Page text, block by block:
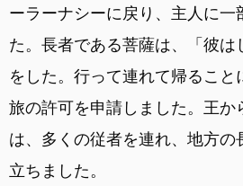
ーラーナシーに戻り、主人に一
た。長者である菩薩は、「彼は
をした。行って連れて帰ること
旅の許可を申請しました。王か
は、多くの従者を連れ、地方の
立ちました。